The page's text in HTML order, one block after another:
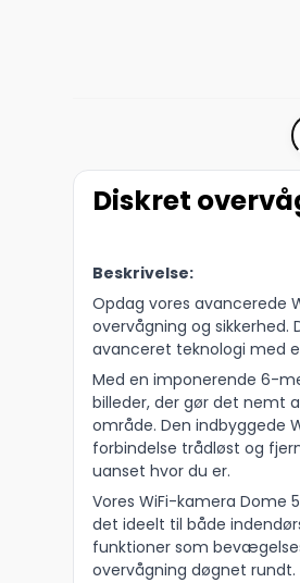
Diskret
Beskrivelse:
Opdag vores avancerede
overvågning og sikkerhed.
avanceret teknologi med
Med en imponerende 6-
billeder, der gør det nemt
område. Den indbyggede
forbindelse trådløst og
uanset hvor du er.
Vores WiFi-kamera Dome
det ideelt til både
funktioner som
overvågning døgnet rundt.